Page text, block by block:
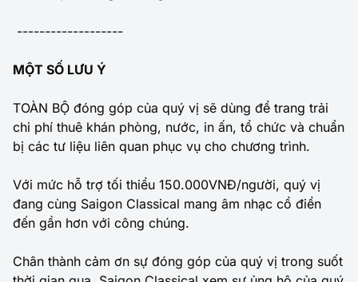
-------------------
MỘT SỐ LƯU Ý
TOÀN BỘ đóng góp của quý vị sẽ dùng để trang trải
chi phí thuê khán phòng, nước, in ấn, tổ chức và chuẩn
bị các tư liệu liên quan phục vụ cho chương trình.
Với mức hỗ trợ tối thiểu 150.000VNĐ/người, quý vị
đang cùng Saigon Classical mang âm nhạc cổ điển
đến gần hơn với công chúng.
Chân thành cảm ơn sự đóng góp của quý vị trong suốt